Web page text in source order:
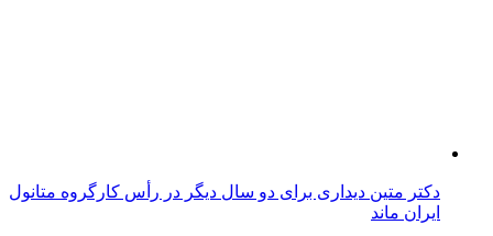
دکتر متین دیداری برای دو سال دیگر در رأس کارگروه متانول
ایران ماند